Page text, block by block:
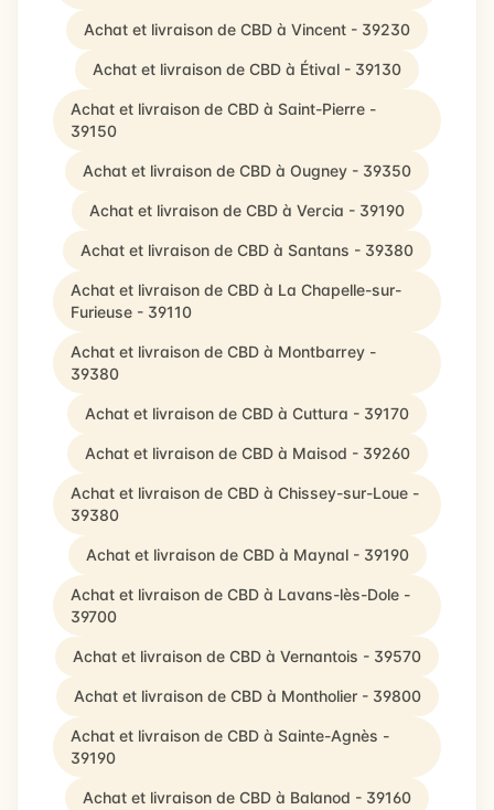
Achat et livraison de CBD à Vincent - 39230
Achat et livraison de CBD à Étival - 39130
Achat et livraison de CBD à Saint-Pierre -
39150
Achat et livraison de CBD à Ougney - 39350
Achat et livraison de CBD à Vercia - 39190
Achat et livraison de CBD à Santans - 39380
Achat et livraison de CBD à La Chapelle-sur-
Furieuse - 39110
Achat et livraison de CBD à Montbarrey -
39380
Achat et livraison de CBD à Cuttura - 39170
Achat et livraison de CBD à Maisod - 39260
Achat et livraison de CBD à Chissey-sur-Loue -
39380
Achat et livraison de CBD à Maynal - 39190
Achat et livraison de CBD à Lavans-lès-Dole -
39700
Achat et livraison de CBD à Vernantois - 39570
Achat et livraison de CBD à Montholier - 39800
Achat et livraison de CBD à Sainte-Agnès -
39190
Achat et livraison de CBD à Balanod - 39160